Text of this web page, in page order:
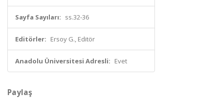
Sayfa Sayıları: ss.32-36
Editörler: Ersoy G., Editör
Anadolu Üniversitesi Adresli: Evet
Paylaş